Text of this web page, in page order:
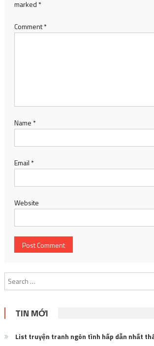
marked *
Comment*
Name *
Email *
Website
TIN MỚI
List truyện tranh ngôn tình hấp dẫn nhất